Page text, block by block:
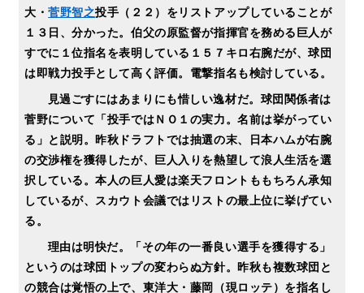
大・菅野智之投手（２２）をリストアップしていることが
１３日、分かった。伯父の原監督が指揮官を務める巨人が
すでに１位指名を表明している１５７キロ右腕だが、球団
は即戦力投手として高く評価。電撃指名も検討している。
見過ごすにはあまりにも惜しい逸材だ。球団関係者は
菅野について「投手ではＮＯ１の実力。名前は挙がってい
る」と説明。昨秋ドラフトでは抽選の末、日本ハムが右腕
の交渉権を獲得したが、巨人入りを熱望して浪人生活を選
択している。本人の巨人愛は楽天フロントももちろん承知
しているが、スカウト会議ではリストの最上位に挙げてい
る。
理由は明快だ。「その年の一番良い選手を獲得する」
というのは球団トップの変わらぬ方針。昨秋も複数球団と
の競合は覚悟の上で、東洋大・藤岡（現ロッテ）を指名し